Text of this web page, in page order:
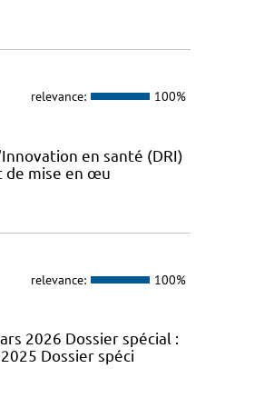
relevance: 100%
en santé (DRI)
de mise en œu
relevance: 100%
2026 Dossier spécial :
Dossier spéci